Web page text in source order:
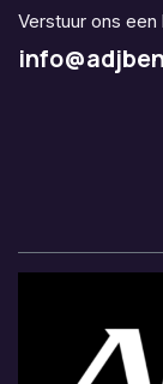
Verstuur ons